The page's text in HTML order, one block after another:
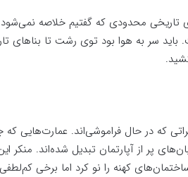
تاریخی محدودی که گفتیم خلاصه
سر به هوا بود توی رشت تا بناهای
که در حال فراموشی‌اند. عمارت‌هایی
پر از آپارتمان تبدیل شده‌اند. منکر
کهنه را نو کرد اما برخی